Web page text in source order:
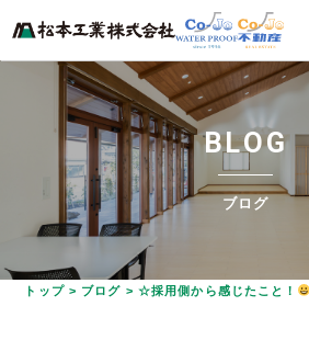
BLOG
ブログ
トップ> ブログ > ☆採用側から感じたこと！